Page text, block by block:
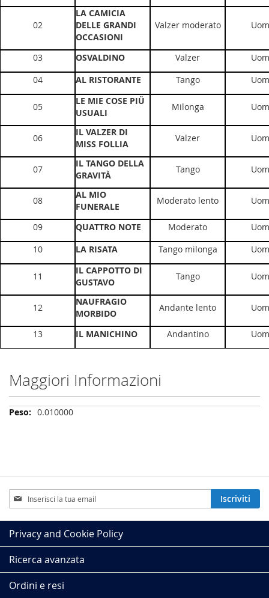
02
LA CAMICIA
DELLE GRANDI
OCCASIONI
Valzer moderato
03 OSVALDINO Valzer
04
AL RISTORANTE Tango
05
LE MIE COSE PIÜ
USUALI
Milonga
06
IL VALZER DI
MISS FOLLIA
Valzer
07
IL TANGO DELLA
GRAVITÀ
Tango
08
AL MIO
FUNERALE
Moderato lento
09 QUATTRO NOTE Moderato
10
LA RISATA Tango milonga
11
IL CAPPOTTO DI
GUSTAVO
Tango
12
NAUFRAGIO
MORBIDO
Andante lento
13 IL MANICHINO Andantino
Maggiori Informazioni
Maggiori0.010000
Iscriviti
alla
nostra
Newsletter:
Iscriviti
Privacy and Cookie Policy
Ricerca avanzata
Ordini e resi